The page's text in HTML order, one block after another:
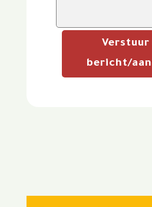
Verstuur
bericht/